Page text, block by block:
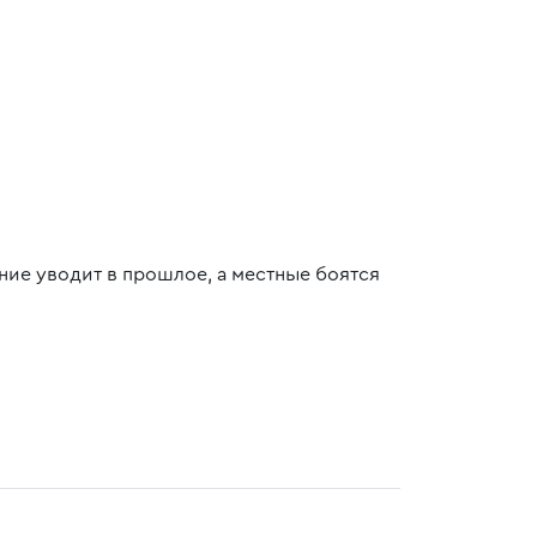
уводит в прошлое, а местные боятся